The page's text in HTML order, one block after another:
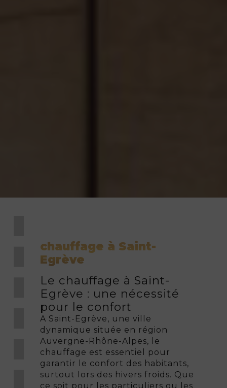
chauffage à Saint-
Egrève
Le chauffage à Saint-
Egrève : une nécessité
pour le confort
A Saint-Egrève, une ville
dynamique située en région
Auvergne-Rhône-Alpes, le
chauffage est essentiel pour
garantir le confort des habitants,
surtout lors des hivers froids. Que
ce soit pour les particuliers ou les